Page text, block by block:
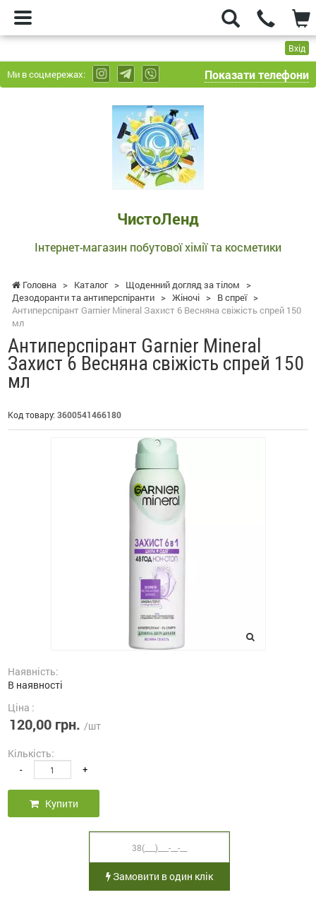
Вхід
Ми в соцмережах: Показати телефони
ЧистоЛенд
Інтернет-магазин побутової хімії та косметики
Головна > Каталог > Щоденний догляд за тілом
>
Дезодоранти та антиперспіранти > Жіночі > В спреї >
Антиперспірант Garnier Mineral Захист 6 Весняна свіжість спрей 150
мл
Антиперспірант Garnier Mineral
Захист 6 Весняна свіжість спрей 150
мл
Код товару: 3600541466180
Наявність:
В наявності
Ціна :
120,00 грн. /шт
Кількість:
- +
Купити
Замовити в один клік